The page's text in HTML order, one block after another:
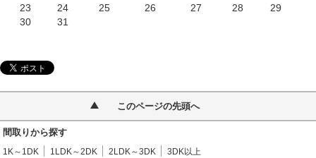
23
24 25 26 27 28
29
30
31
このページの先頭へ
間取りから探す
1K～1DK 1LDK～2DK 2LDK～3DK 3DK以上